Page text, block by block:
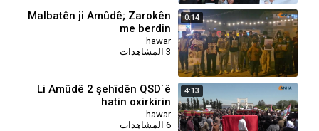
0:14
Malbatên ji Amûdê; Zarokên
me berdin
hawar
3 المشاهدات
4:13
⁣Li Amûdê 2 şehîdên QSDˊê
hatin oxirkirin
hawar
6 المشاهدات